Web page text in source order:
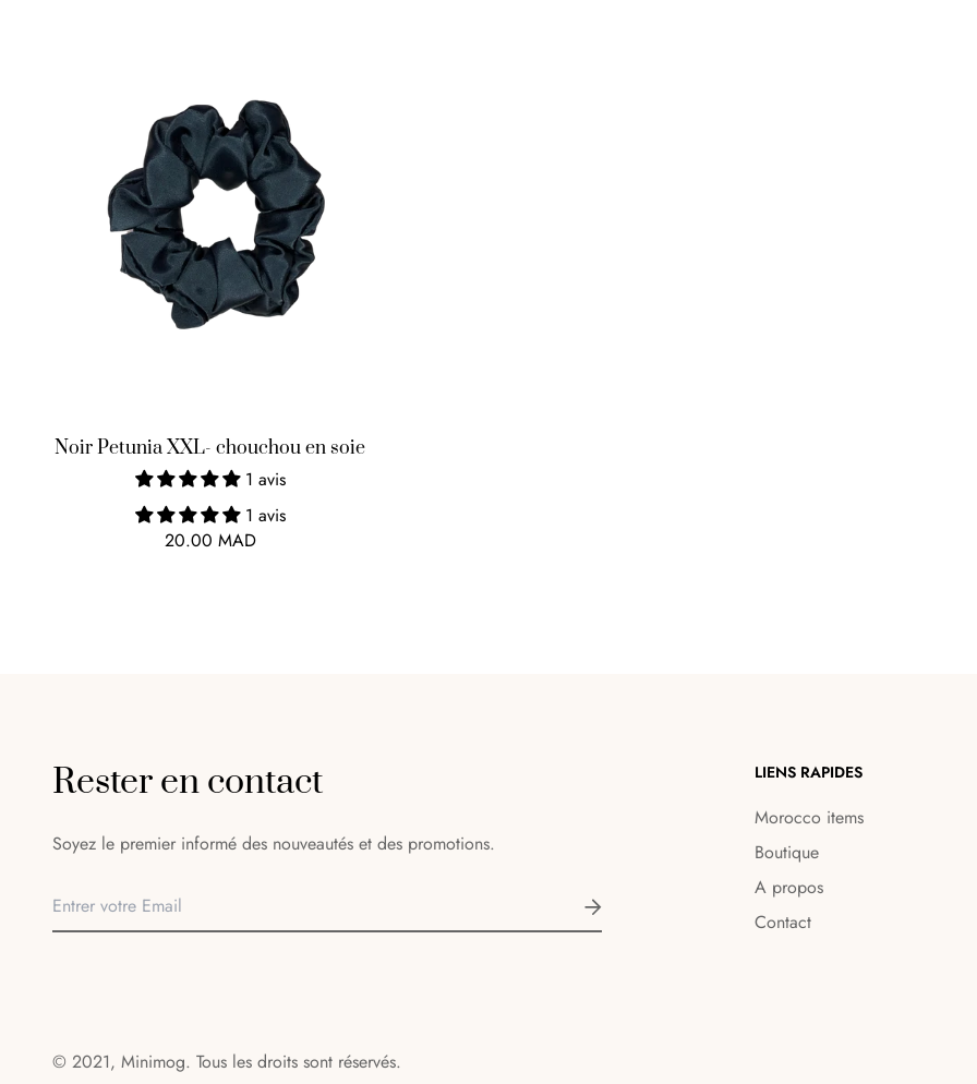
Noir Petunia XXL- chouchou en soie
1 avis
1 avis
20.00 MAD
Rester en contact
Soyez le premier informé des nouveautés et des promotions.
LIENS RAPIDES
Morocco items
Boutique
A propos
Contact
© 2021, Minimog. Tous les droits sont réservés.